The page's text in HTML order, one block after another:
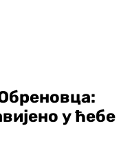
у ћебе